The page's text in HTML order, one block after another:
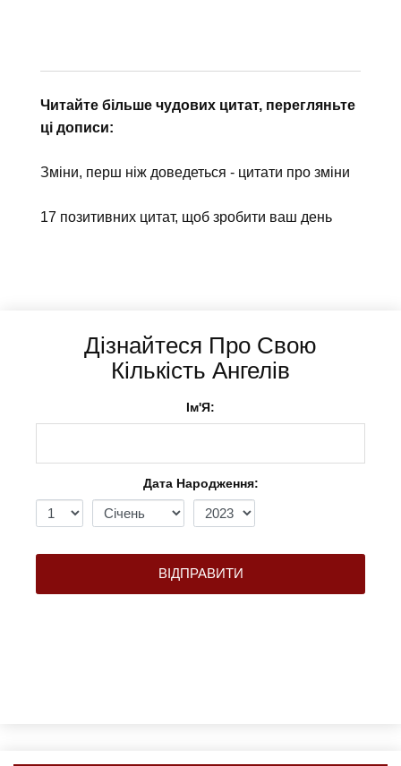
Читайте більше чудових цитат, перегляньте
ці дописи:
Зміни, перш ніж доведеться - цитати про зміни
17 позитивних цитат, щоб зробити ваш день
Дізнайтеся Про Свою
Кількість Ангелів
Ім'Я:
Дата Народження:
ВІДПРАВИТИ